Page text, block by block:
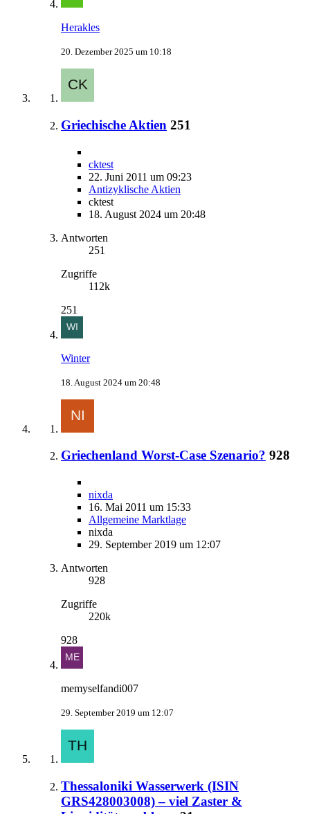
Herakles
20. Dezember 2025 um 10:18
Griechische Aktien 251
cktest
22. Juni 2011 um 09:23
Antizyklische Aktien
cktest
18. August 2024 um 20:48
Antworten
251
Zugriffe
112k
251
Winter
18. August 2024 um 20:48
Griechenland Worst-Case Szenario? 928
nixda
16. Mai 2011 um 15:33
Allgemeine Marktlage
nixda
29. September 2019 um 12:07
Antworten
928
Zugriffe
220k
928
memyselfandi007
29. September 2019 um 12:07
Thessaloniki Wasserwerk (ISIN
GRS428003008) – viel Zaster &